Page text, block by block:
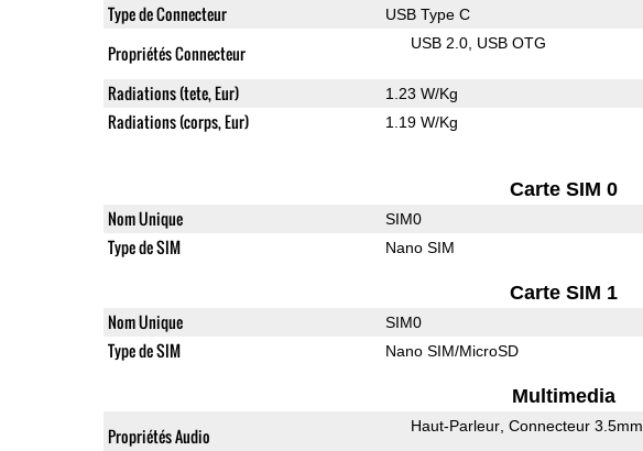
Type de Connecteur USB Type C
Propriétés Connecteur USB 2.0 USB OTG
Radiations (tete, Eur) 1.23 W/Kg
Radiations (corps, Eur) 1.19 W/Kg
Carte SIM 0
Nom Unique SIM0
Type de SIM Nano SIM
Carte SIM 1
Nom Unique SIM0
Type de SIM Nano SIM/MicroSD
Multimedia
Propriétés Audio Haut-Parleur Connecteur 3.5mm